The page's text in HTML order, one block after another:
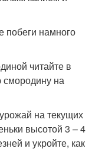
побеги намного
читайте в
смородину на
на текущих
высотой 3 – 4
и укройте, как